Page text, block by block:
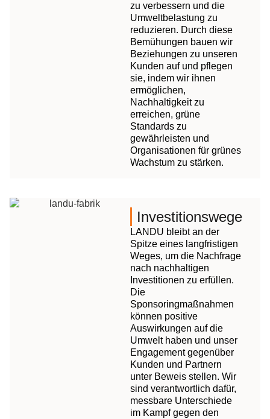
zu verbessern und die
Umweltbelastung zu
reduzieren. Durch diese
Bemühungen bauen wir
Beziehungen zu unseren
Kunden auf und pflegen
sie, indem wir ihnen
ermöglichen,
Nachhaltigkeit zu
erreichen, grüne
Standards zu
gewährleisten und
Organisationen für grünes
Wachstum zu stärken.
Investitionswege
LANDU bleibt an der
Spitze eines langfristigen
Weges, um die Nachfrage
nach nachhaltigen
Investitionen zu erfüllen.
Die
Sponsoringmaßnahmen
können positive
Auswirkungen auf die
Umwelt haben und unser
Engagement gegenüber
Kunden und Partnern
unter Beweis stellen. Wir
sind verantwortlich dafür,
messbare Unterschiede
im Kampf gegen den